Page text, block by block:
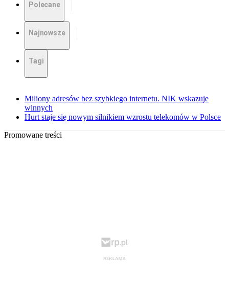
Polecane
Najnowsze
Tagi
Miliony adresów bez szybkiego internetu. NIK wskazuje
winnych
Hurt staje się nowym silnikiem wzrostu telekomów w Polsce
Promowane treści